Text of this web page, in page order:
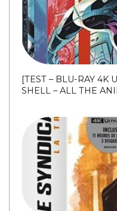
[TEST – BLU-RAY 4K
SHELL – ALL THE